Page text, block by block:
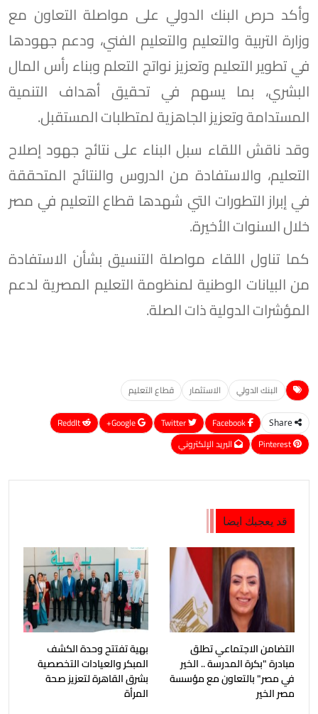
وأكد حرص البنك الدولي على مواصلة التعاون مع
وزارة التربية والتعليم والتعليم الفني، ودعم جهودها
في تطوير التعليم وتعزيز نواتج التعلم وبناء رأس المال
البشري، بما يسهم في تحقيق أهداف التنمية
المستدامة وتعزيز الجاهزية لمتطلبات المستقبل.
وقد ناقش اللقاء سبل البناء على نتائج جهود إصلاح
التعليم، والاستفادة من الدروس والنتائج المتحققة
في إبراز التطورات التي شهدها قطاع التعليم في مصر
خلال السنوات الأخيرة.
كما تناول اللقاء مواصلة التنسيق بشأن الاستفادة
من البيانات الوطنية لمنظومة التعليم المصرية لدعم
المؤشرات الدولية ذات الصلة.
البنك الدولي الاستثمار قطاع التعليم
Share
Google+
ReddIt
Pinterest
البريد الإلكتروني
قد يعجبك ايضا
التضامن الاجتماعي تطلق
مبادرة "بكرة المدرسة .. الخير
في مصر" بالتعاون مع مؤسسة
مصر الخير
بهية تفتتح وحدة الكشف
المبكر والعيادات التخصصية
بشرق القاهرة لتعزيز صحة
المرأة